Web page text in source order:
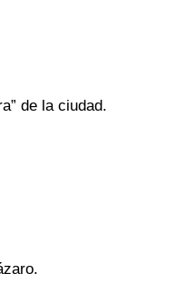
de la ciudad.